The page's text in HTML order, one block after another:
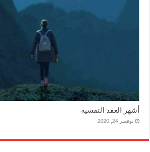
أشهر العقد النفسية
نوفمبر 24, 2020